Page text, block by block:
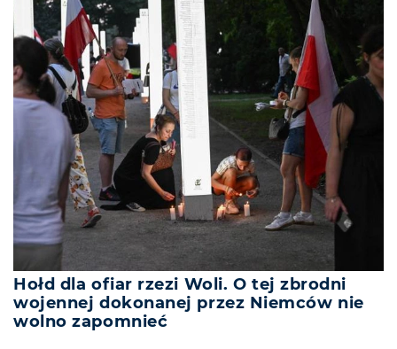
Hołd dla ofiar rzezi Woli. O tej zbrodni
wojennej dokonanej przez Niemców nie
wolno zapomnieć